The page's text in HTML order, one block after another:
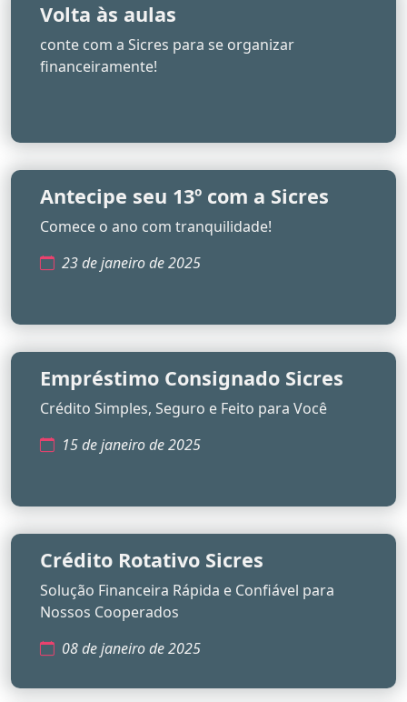
Volta às aulas
conte com a Sicres para se organizar
financeiramente!
Antecipe seu 13º com a Sicres
Comece o ano com tranquilidade!
23 de janeiro de 2025
Empréstimo Consignado Sicres
Crédito Simples, Seguro e Feito para Você
15 de janeiro de 2025
Crédito Rotativo Sicres
Solução Financeira Rápida e Confiável para
Nossos Cooperados
08 de janeiro de 2025